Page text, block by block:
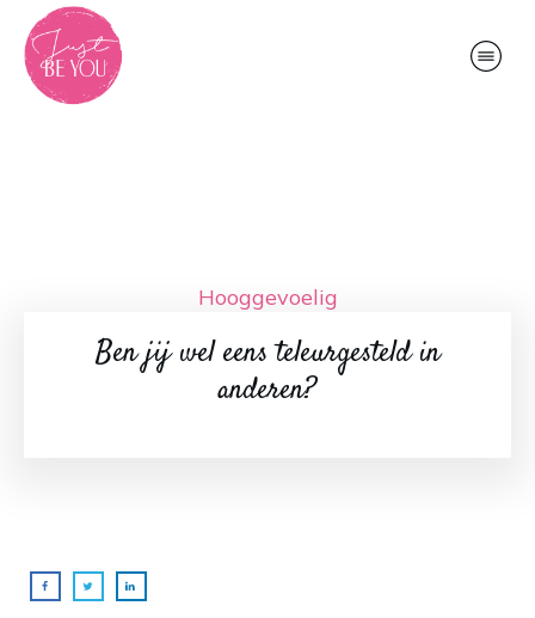
Hooggevoelig
Ben jij wel eens teleurgesteld in
anderen?